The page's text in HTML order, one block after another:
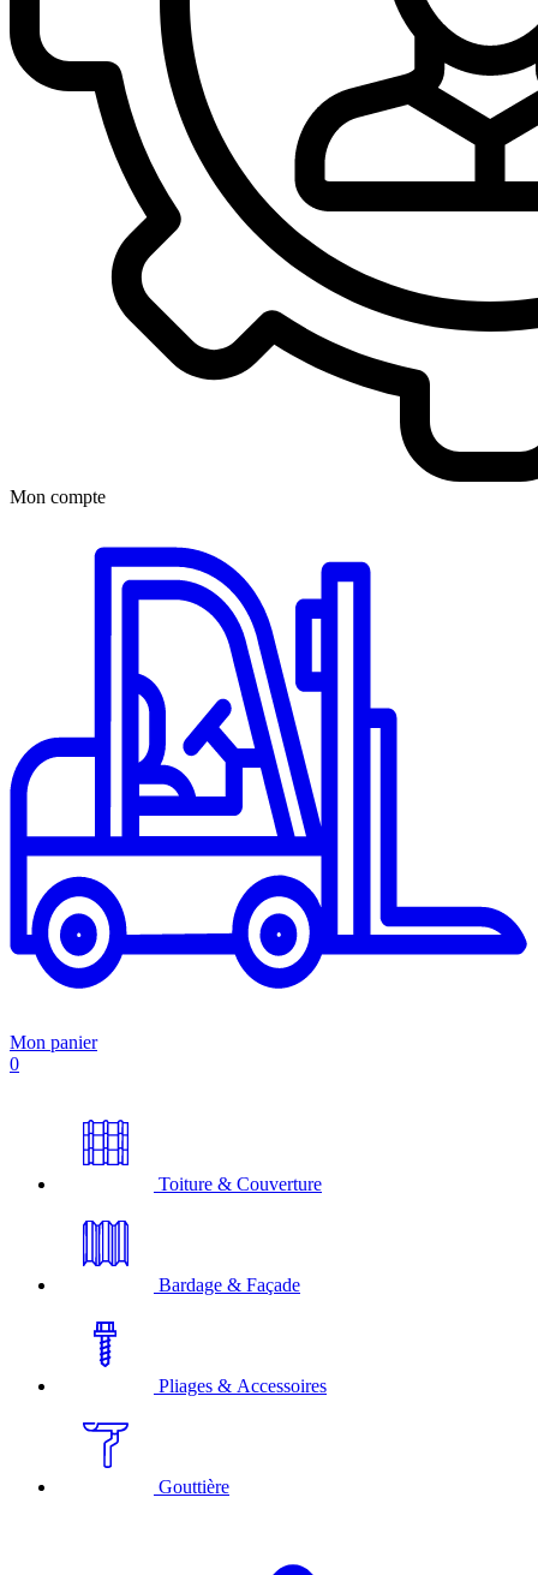
Mon compte
Mon panier
0
Toiture & Couverture
Bardage & Façade
Pliages & Accessoires
Gouttière